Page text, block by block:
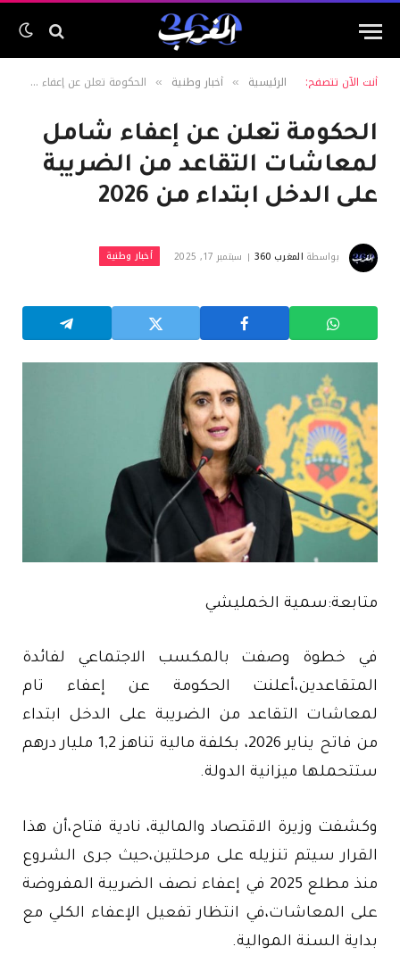
أنت الآن تتصفح: الرئيسية » أخبار وطنية » الحكومة تعلن عن إعفاء شامل لمعاشات التقاعد من الضريبة على الدخل ابتداء من 2026
الحكومة تعلن عن إعفاء شامل
لمعاشات التقاعد من الضريبة
على الدخل ابتداء من 2026
بواسطة المغرب 360 سبتمبر 17, 2025 أخبار وطنية
متابعة:سمية الخمليشي
في خطوة وصفت بالمكسب الاجتماعي لفائدة
المتقاعدين،أعلنت الحكومة عن إعفاء تام
لمعاشات التقاعد من الضريبة على الدخل ابتداء
من فاتح يناير 2026، بكلفة مالية تناهز 1,2 مليار درهم
ستتحملها ميزانية الدولة.
وكشفت وزيرة الاقتصاد والمالية، نادية فتاح،أن هذا
القرار سيتم تنزيله على مرحلتين،حيث جرى الشروع
منذ مطلع 2025 في إعفاء نصف الضريبة المفروضة
على المعاشات،في انتظار تفعيل الإعفاء الكلي مع
بداية السنة الموالية.